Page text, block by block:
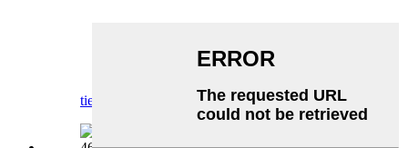
tiedustelu yksityiskohta